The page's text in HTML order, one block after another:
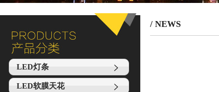
LED灯条
LED软膜天花
/ NEWS